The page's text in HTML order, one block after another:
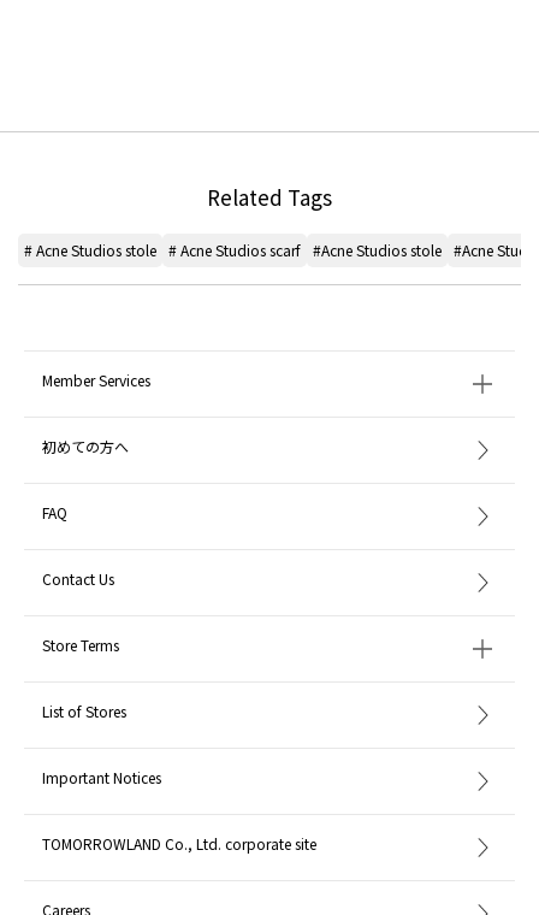
Related Tags
# Acne Studios stole # Acne Studios scarf #Acne Studios stole #Acne
Member Services
初めての方へ
FAQ
Contact Us
Store Terms
List of Stores
Important Notices
TOMORROWLAND Co., Ltd. corporate site
Careers